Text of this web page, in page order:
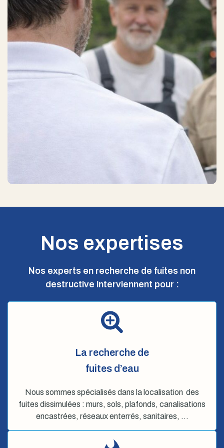
Nos expertises
Nos experts en recherche de fuites non
destructive interviennent pour :
La recherche de
fuites d’eau
Nous sommes spécialisés dans la localisation des
fuites dissimulées : murs, sols, plafonds, canalisations
encastrées, réseaux enterrés, sanitaires, …